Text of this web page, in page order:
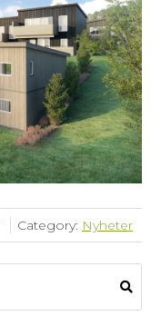
Category: Nyheter